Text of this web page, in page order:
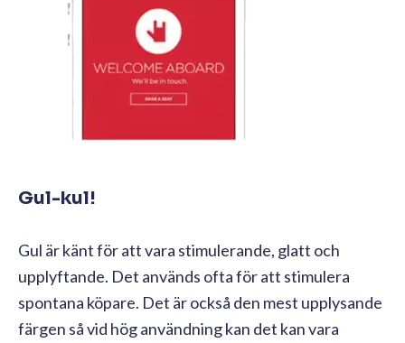
Gul-kul!
Gul är känt för att vara stimulerande, glatt och
upplyftande. Det används ofta för att stimulera
spontana köpare. Det är också den mest upplysande
färgen så vid hög användning kan det kan vara